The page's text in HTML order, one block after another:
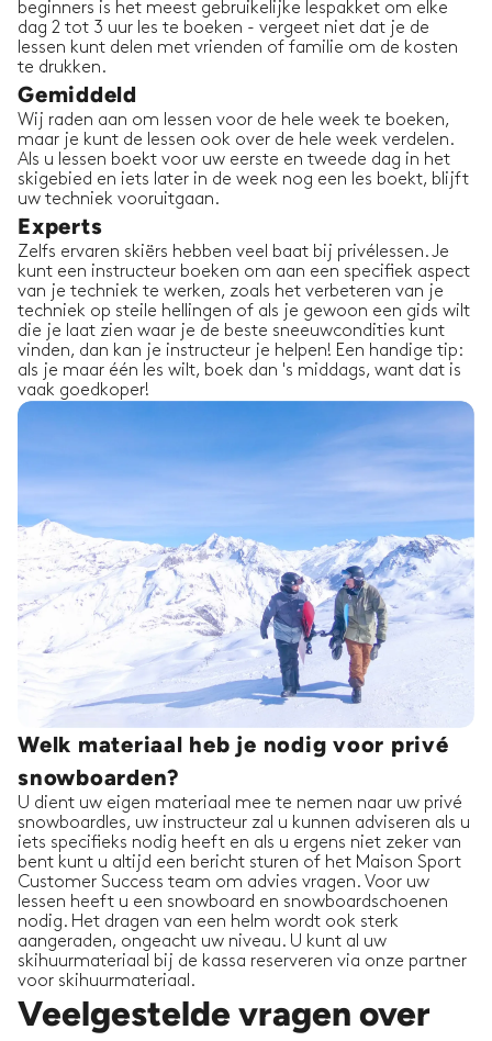
beginners is het meest gebruikelijke lespakket om elke
dag 2 tot 3 uur les te boeken - vergeet niet dat je de
lessen kunt delen met vrienden of familie om de kosten
te drukken.
Gemiddeld
Wij raden aan om lessen voor de hele week te boeken,
maar je kunt de lessen ook over de hele week verdelen.
Als u lessen boekt voor uw eerste en tweede dag in het
skigebied en iets later in de week nog een les boekt, blijft
uw techniek vooruitgaan.
Experts
Zelfs ervaren skiërs hebben veel baat bij privélessen. Je
kunt een instructeur boeken om aan een specifiek aspect
van je techniek te werken, zoals het verbeteren van je
techniek op steile hellingen of als je gewoon een gids wilt
die je laat zien waar je de beste sneeuwcondities kunt
vinden, dan kan je instructeur je helpen! Een handige tip:
als je maar één les wilt, boek dan 's middags, want dat is
vaak goedkoper!
Welk materiaal heb je nodig voor privé
snowboarden?
U dient uw eigen materiaal mee te nemen naar uw privé
snowboardles, uw instructeur zal u kunnen adviseren als u
iets specifieks nodig heeft en als u ergens niet zeker van
bent kunt u altijd een bericht sturen of het Maison Sport
Customer Success team om advies vragen. Voor uw
lessen heeft u een snowboard en snowboardschoenen
nodig. Het dragen van een helm wordt ook sterk
aangeraden, ongeacht uw niveau. U kunt al uw
skihuurmateriaal bij de kassa reserveren via onze partner
voor skihuurmateriaal.
Veelgestelde vragen over